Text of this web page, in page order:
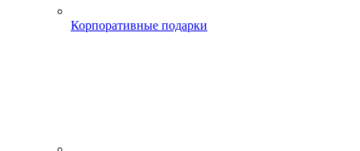
Корпоративные подарки